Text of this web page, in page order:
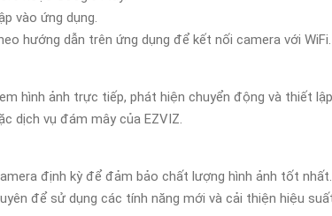
vào ứng dụng.
hướng dẫn trên ứng dụng để kết nối camera với WiFi.
hình ảnh trực tiếp, phát hiện chuyển động và thiết
dịch vụ đám mây của EZVIZ.
định kỳ để đảm bảo chất lượng hình ảnh tốt nhất.
để sử dụng các tính năng mới và cải thiện hiệu